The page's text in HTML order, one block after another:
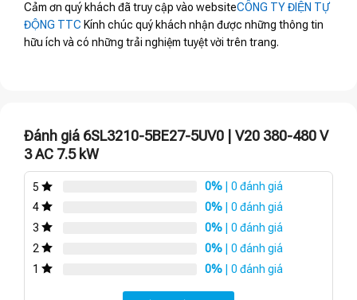
Cảm ơn quý khách đã truy cập vào websiteCÔNG TY ĐIỆN TỰ
ĐỘNG TTC Kính chúc quý khách nhận được những thông tin
hữu ích và có những trải nghiệm tuyệt vời trên trang.
Đánh giá 6SL3210-5BE27-5UV0 | V20 380-480 V
3 AC 7.5 kW
5 0% | 0 đánh giá
4
0% | 0 đánh giá
3
0% | 0 đánh giá
2
0% | 0 đánh giá
1
0% | 0 đánh giá